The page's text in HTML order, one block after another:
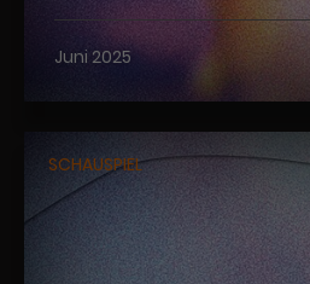
Juni 2025
SCHAUSPIEL